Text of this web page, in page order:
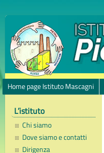
Home page Istituto Mascagni
L’istituto
Chi siamo
Dove siamo e contatti
Dirigenza